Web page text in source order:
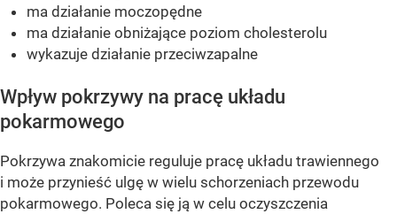
ma działanie moczopędne
ma działanie obniżające poziom cholesterolu
wykazuje działanie przeciwzapalne
Wpływ pokrzywy na pracę układu
pokarmowego
Pokrzywa znakomicie reguluje pracę układu trawiennego
i może przynieść ulgę w wielu schorzeniach przewodu
pokarmowego. Poleca się ją w celu oczyszczenia